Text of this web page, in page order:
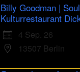
Billy Goodman |
Kulturrestaurant
4 Sep. 26
13507 Berlin